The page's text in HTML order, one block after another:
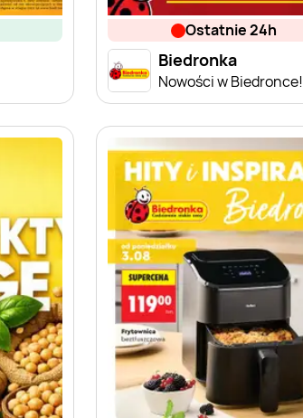
ostatnie 24h
Biedronka
Nowości w Biedronce!